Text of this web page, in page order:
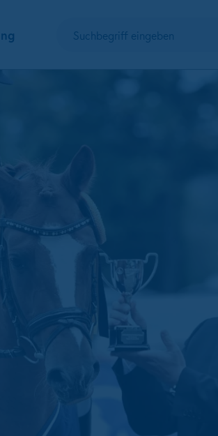
Suchbegriff eingeben